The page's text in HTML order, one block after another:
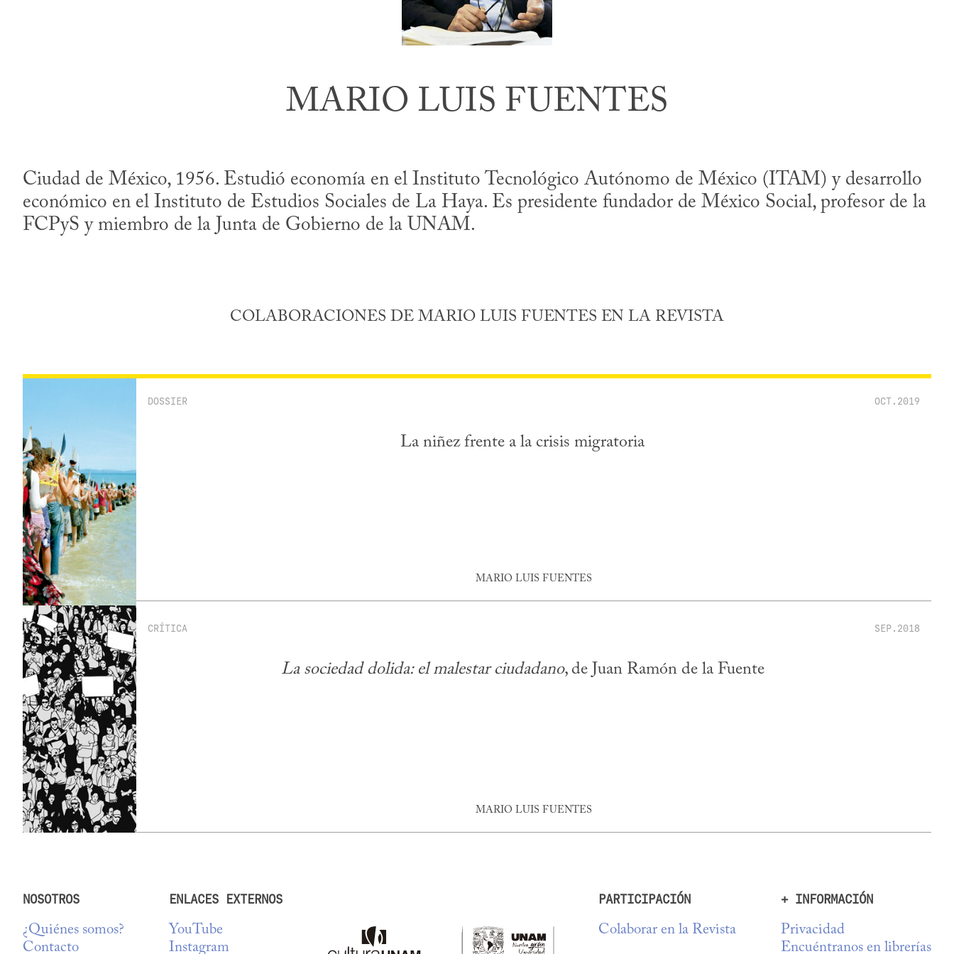
MARIO LUIS FUENTES
Ciudad de México, 1956. Estudió economía en el Instituto Tecnológico Autónomo de México (ITAM) y desarrollo
económico en el Instituto de Estudios Sociales de La Haya. Es presidente fundador de México Social, profesor de la
FCPyS y miembro de la Junta de Gobierno de la UNAM.
COLABORACIONES DE MARIO LUIS FUENTES EN LA REVISTA
DOSSIER OCT.2019
La niñez frente a la crisis migratoria
MARIO LUIS FUENTES
CRÍTICA SEP.2018
La sociedad dolida: el malestar ciudadano, de Juan Ramón de la Fuente
MARIO LUIS FUENTES
NOSOTROS
¿Quiénes somos?
Contacto
ENLACES EXTERNOS
YouTube
Instagram
PARTICIPACIÓN
Colaborar en la Revista
+ INFORMACIÓN
Privacidad
Encuéntranos en librerías